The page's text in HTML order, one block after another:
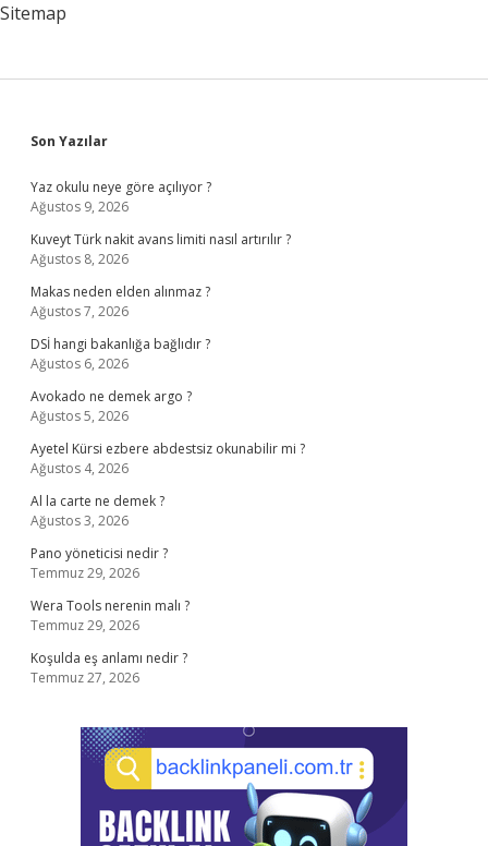
Sitemap
Sidebar
Son Yazılar
Yaz okulu neye göre açılıyor ?
Ağustos 9, 2026
Kuveyt Türk nakit avans limiti nasıl artırılır ?
Ağustos 8, 2026
Makas neden elden alınmaz ?
Ağustos 7, 2026
DSİ hangi bakanlığa bağlıdır ?
Ağustos 6, 2026
Avokado ne demek argo ?
Ağustos 5, 2026
Ayetel Kürsi ezbere abdestsiz okunabilir mi ?
Ağustos 4, 2026
Al la carte ne demek ?
Ağustos 3, 2026
Pano yöneticisi nedir ?
Temmuz 29, 2026
Wera Tools nerenin malı ?
Temmuz 29, 2026
Koşulda eş anlamı nedir ?
Temmuz 27, 2026